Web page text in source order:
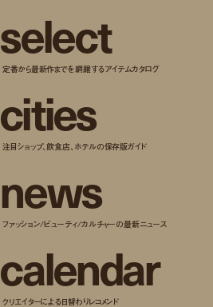
select
定番から最新作までを網羅するアイテムカタログ
cities
注目ショップ、飲食店、ホテルの保存版ガイド
news
ファッション/ビューティ/カルチャーの最新ニュース
calendar
クリエイターによる日替わりレコメンド